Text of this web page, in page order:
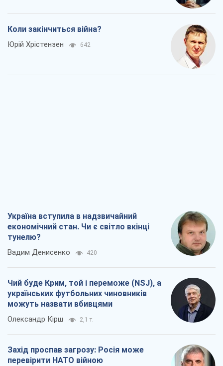
Коли закінчиться війна?
Юрій Хрістензен 642
Україна вступила в надзвичайний
економічний стан. Чи є світло вкінці
тунелю?
Вадим Денисенко 420
Чий буде Крим, той і переможе (NSJ), а
українських футбольних чиновників
можуть назвати вбивцями
Олександр Кірш 2,1 т.
Захід проспав загрозу: Росія може
перевірити НАТО війною